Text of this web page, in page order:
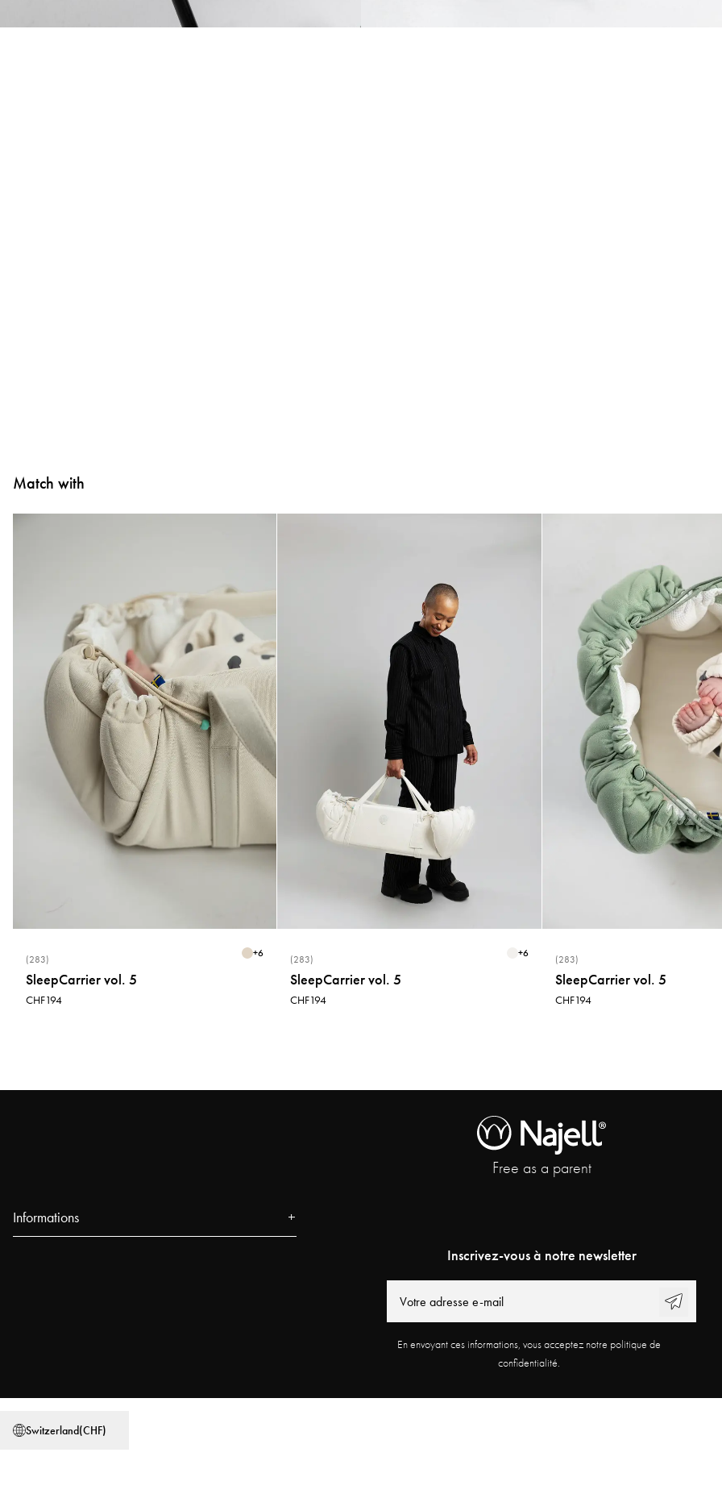
Match with
(283) +6
SleepCarrier vol. 5
CHF194
(283) +6
SleepCarrier vol. 5
CHF194
(283)
SleepCarrier vol. 5
CHF194
Free as a parent
Informations
Power People
Guides d'utilisation
Inscrivez-vous à notre newsletter
En envoyant ces informations, vous acceptez notre politique de
confidentialité.
Switzerland(CHF)